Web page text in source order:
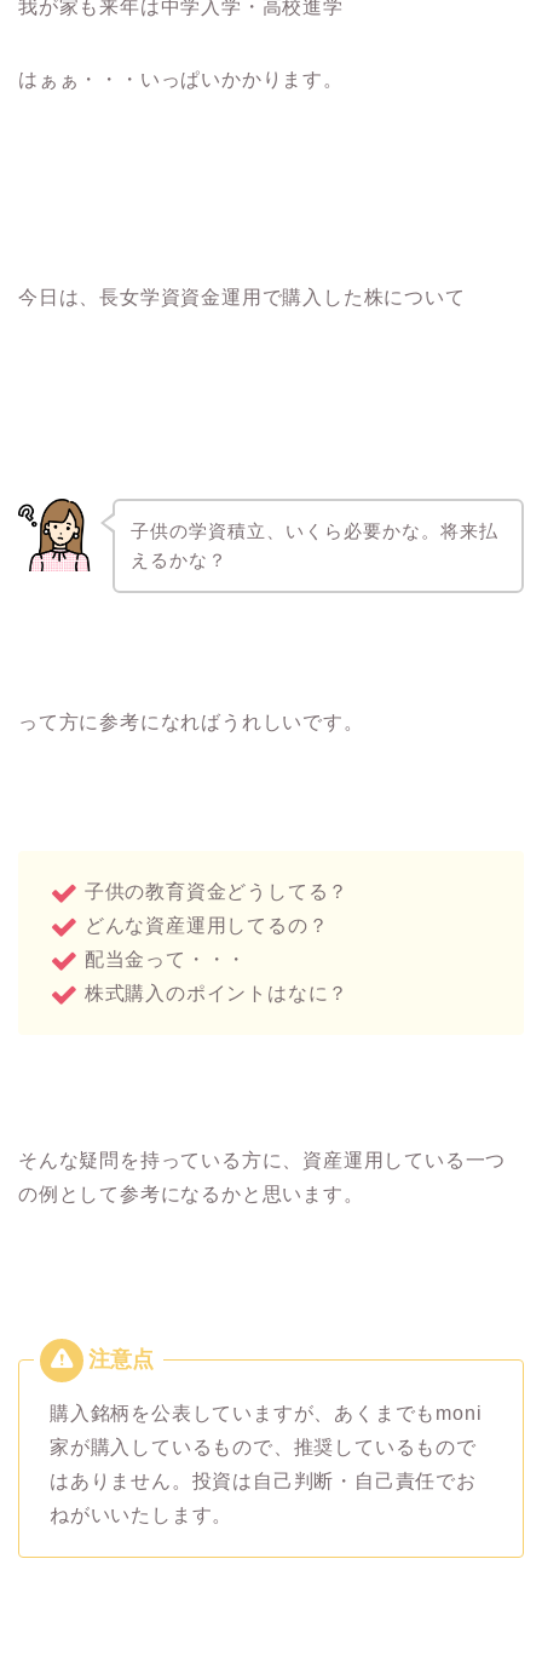
我が家も来年は中学入学・高校進学
はぁぁ・・・いっぱいかかります。
今日は、長女学資資金運用で購入した株について
子供の学資積立、いくら必要かな。将来払
えるかな？
って方に参考になればうれしいです。
子供の教育資金どうしてる？
どんな資産運用してるの？
配当金って・・・
株式購入のポイントはなに？
そんな疑問を持っている方に、資産運用している一つ
の例として参考になるかと思います。
購入銘柄を公表していますが、あくまでもmoni
家が購入しているもので、推奨しているもので
はありません。投資は自己判断・自己責任でお
ねがいいたします。